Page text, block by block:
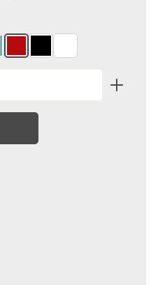
Green
Rot Schwarz
Weiß
gewünschten Wert ein